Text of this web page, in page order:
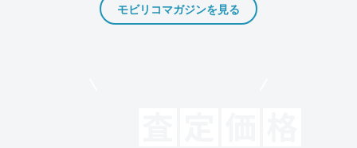
モビリコマガジンを見る